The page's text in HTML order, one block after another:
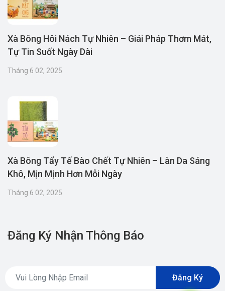
Xà Bông Hôi Nách Tự Nhiên – Giái Pháp Thơm Mát,
Tự Tin Suốt Ngày Dài
Tháng 6 02, 2025
Xà Bông Tẩy Tế Bào Chết Tự Nhiên – Làn Da Sáng
Khô, Mịn Mịnh Hơn Mỗi Ngày
Tháng 6 02, 2025
Đăng Ký Nhận Thông Báo
Đăng Ký